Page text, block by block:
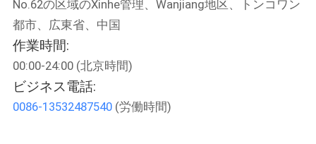
ビ
デ
オ
No.62の区域のXinhe管理、Wanjiang地区、トンコワン
都市、広東省、中国
作業時間:
00:00-24:00 (北京時間)
ビジネス電話:
0086-13532487540(労働時間)